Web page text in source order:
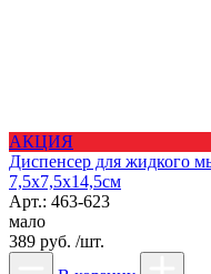
АКЦИЯ
Диспенсер для жидкого
7,5х7,5х14,5см
Арт.: 463-623
мало
389 руб. /шт.